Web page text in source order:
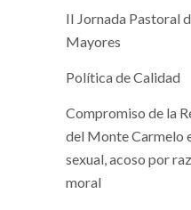
II Jornada Pastoral
Mayores
Política de Calidad
Compromiso de la
del Monte Carmelo
sexual, acoso por
moral